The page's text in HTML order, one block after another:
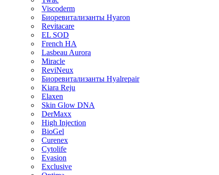
Viscoderm
Биоревитализанты Hyaron
Revitacare
EL SOD
French HA
Lasbeau Aurora
Miracle
ReviNeux
Биоревитализанты Hyalrepair
Kiara Reju
Elaxen
Skin Glow DNA
DerMaxx
High Injection
BioGel
Curenex
Cytolife
Evasion
Exclusive